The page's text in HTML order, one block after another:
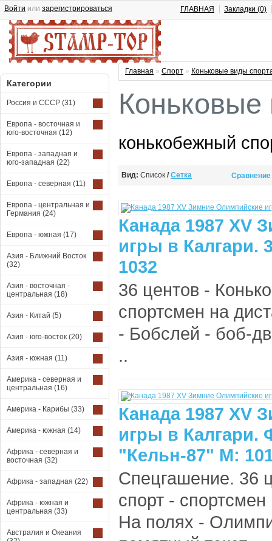
Войти или зарегистрироваться ГЛАВНАЯ Закладки (0)
Категории
Россия и СССР (31)
Европа - восточная и
юго-восточная (12)
Европа - западная и
юго-западная (22)
Европа - северная (11)
Европа - центральная и
Германия (24)
Европа - южная (17)
Азия - Ближний Восток
(32)
Азия - восточная -
центральная (18)
Азия - Китай (5)
Азия - юго-восток (20)
Азия - южная (11)
Америка - северная и
центральная (16)
Америка - Карибы (33)
Америка - южная (14)
Африка - северная и
восточная (32)
Африка - западная (22)
Африка - южная и
центральная (33)
Австралия и Океания
Главная » Спорт » Коньковые виды
Коньковые
конькобежный
Вид: Список / Сетка Сравнение
Канада 1987 XV
игры в Калгари.
1032
36 центов -
спортсмен на
- Бобслей - боб-
..
Канада 1987 XV
игры в Калгари.
"Кельн-87" М:
Спецгашение. 36
спорт -
На полях -